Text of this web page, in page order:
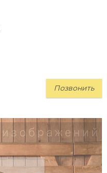
Позвонить